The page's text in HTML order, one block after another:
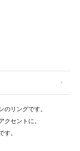
リングです。
セントに。
。